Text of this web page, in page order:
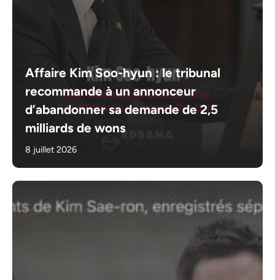
Affaire Kim Soo-hyun : le tribunal
recommande à un annonceur
d’abandonner sa demande de 2,5
milliards de wons
8 juillet 2026